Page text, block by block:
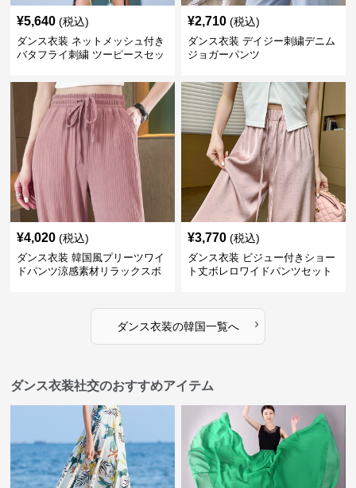
¥5,640 (税込)
ダンス衣装 ネットメッシュ付き
バタフライ刺繍 ツーピースセッ
¥2,710 (税込)
ダンス衣装 デイジー刺繍デニム
ジョガーパンツ
¥4,020 (税込)
ダンス衣装 韓国風プリーツワイ
ドパンツ涼感素材リラックスボ
¥3,770 (税込)
ダンス衣装 ビジュー付きショー
ト丈ボレロワイドパンツセット
ダンス衣装の韓国一覧へ ›
ダンス衣装社交のおすすめアイテム